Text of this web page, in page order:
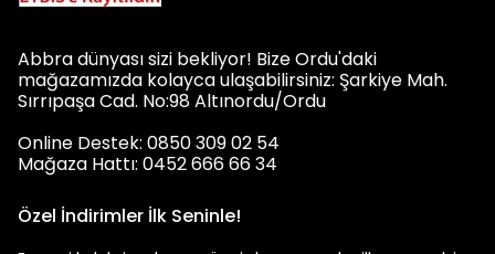
Abbra dünyası sizi bekliyor! Bize Ordu'daki
mağazamızda kolayca ulaşabilirsiniz: Şarkiye Mah.
Sırrıpaşa Cad. No:98 Altınordu/Ordu
Online Destek: 0850 309 02 54
Mağaza Hattı: 0452 666 66 34
Özel İndirimler İlk Seninle!